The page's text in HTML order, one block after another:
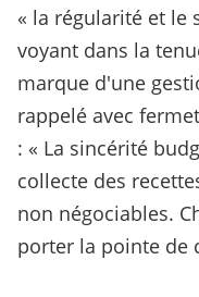
« la régularité et le
voyant dans la
marque d'une
rappelé avec
: « La sincérité
collecte des
non négociables.
porter la pointe de